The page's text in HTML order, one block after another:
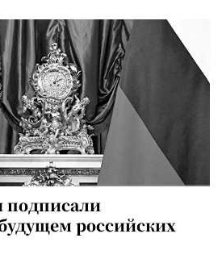
подписали
российских